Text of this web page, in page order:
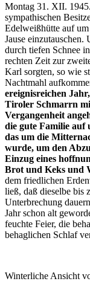
Montag 31. XII.
sympathischen
Edelweißhütte auf
Jause
durch tiefen Schnee
rechten Zeit zur
Karl sorgten, so wie
Nachtmahl
ereignisreichen
Tiroler Schmarrn
Vergangenheit
die gute Familie auf
das um die
wurde, um den
Einzug eines
Brot und Keks und
dem friedlichen
ließ, daß dieselbe bis
Unterbrechung
Jahr schon alt
feuchte Feier, die
behaglichen Schlaf
Winterliche Ansicht